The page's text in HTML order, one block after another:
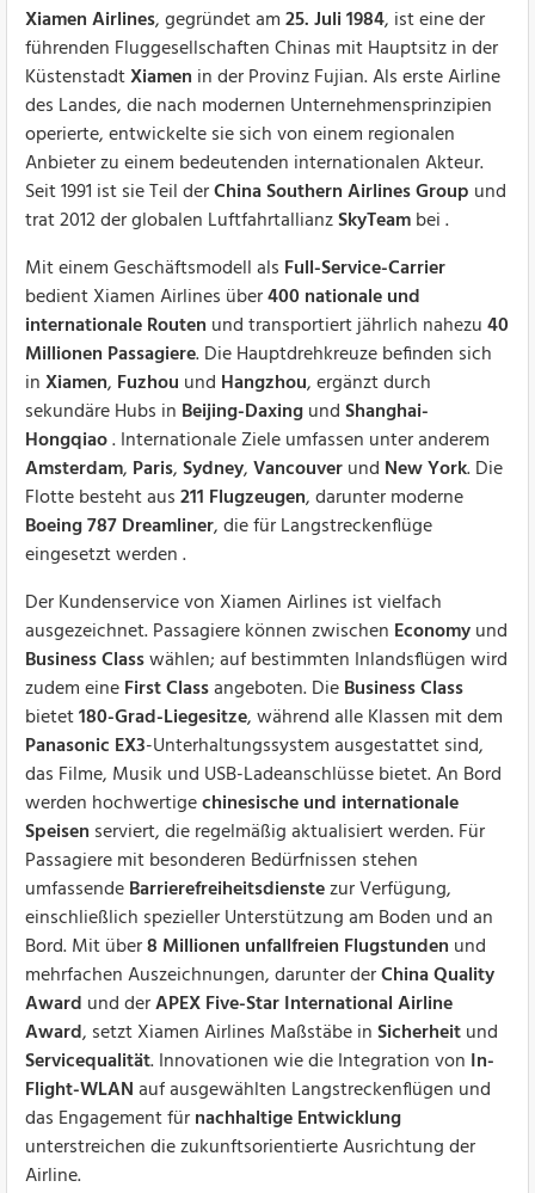
Xiamen Airlines, gegründet am25. Juli 1984, ist eine der
führenden Fluggesellschaften Chinas mit Hauptsitz in der
KüstenstadtXiamen in der Provinz Fujian. Als erste Airline
des Landes, die nach modernen Unternehmensprinzipien
operierte, entwickelte sie sich von einem regionalen
Anbieter zu einem bedeutenden internationalen Akteur.
Seit 1991 ist sie Teil derChina Southern Airlines Group und
trat 2012 der globalen LuftfahrtallianzSkyTeambei .
Mit einem Geschäftsmodell als Full-Service-Carrier
bedient Xiamen Airlines über400 nationale und
internationale Routen und transportiert jährlich nahezu40
Millionen Passagiere. Die Hauptdrehkreuze befinden sich
inXiamen, Fuzhou und Hangzhou, ergänzt durch
sekundäre Hubs in Beijing-DaxingundShanghai-
Hongqiao. Internationale Ziele umfassen unter anderem
Amsterdam, Paris,Sydney,Vancouverund New York. Die
Flotte besteht aus211 Flugzeugen, darunter moderne
Boeing 787 Dreamliner, die für Langstreckenflüge
eingesetzt werden .
Der Kundenservice von Xiamen Airlines ist vielfach
ausgezeichnet. Passagiere können zwischen Economyund
Business Classwählen; auf bestimmten Inlandsflügen wird
zudem eineFirst Classangeboten. DieBusiness Class
bietet180-Grad-Liegesitze, während alle Klassen mit dem
Panasonic EX3-Unterhaltungssystem ausgestattet sind,
das Filme, Musik und USB-Ladeanschlüsse bietet. An Bord
werden hochwertigechinesische und internationale
Speisen serviert, die regelmäßig aktualisiert werden. Für
Passagiere mit besonderen Bedürfnissen stehen
umfassendeBarrierefreiheitsdienstezur Verfügung,
einschließlich spezieller Unterstützung am Boden und an
Bord. Mit über8 Millionen unfallfreien Flugstunden und
mehrfachen Auszeichnungen, darunter derChina Quality
Award und derAPEX Five-Star International Airline
Award, setzt Xiamen Airlines Maßstäbe inSicherheitund
Servicequalität. Innovationen wie die Integration von In-
Flight-WLANauf ausgewählten Langstreckenflügen und
das Engagement fürnachhaltige Entwicklung
unterstreichen die zukunftsorientierte Ausrichtung der
Airline.